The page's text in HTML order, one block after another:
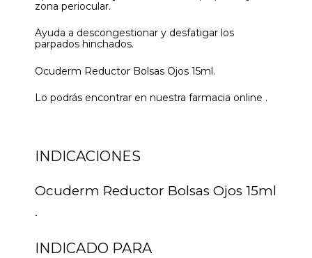
zona periocular.
Ayuda a descongestionar y desfatigar los
parpados hinchados.
Ocuderm Reductor Bolsas Ojos 15ml.
Lo podrás encontrar en nuestra farmacia online .
INDICACIONES
Ocuderm Reductor Bolsas Ojos 15ml
.
INDICADO PARA